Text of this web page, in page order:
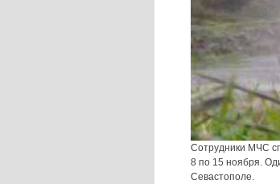
Сотрудники МЧС
8 по 15 ноября.
Севастополе.